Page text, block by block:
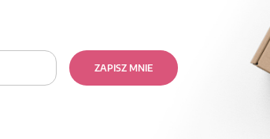
ZAPISZ MNIE